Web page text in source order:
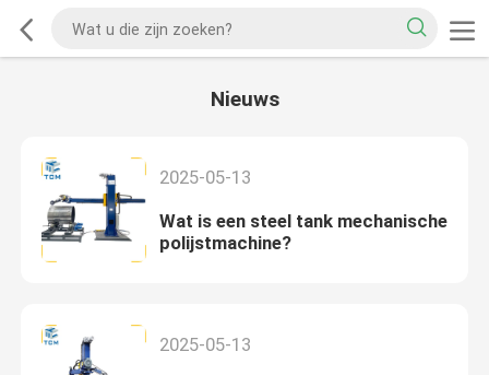
Nieuws
2025-05-13
Wat is een steel tank mechanische
polijstmachine?
2025-05-13